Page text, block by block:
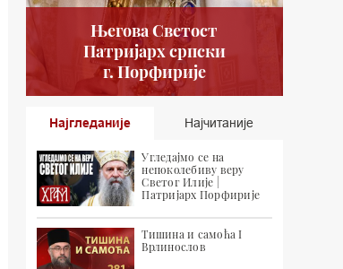
Његова Светост
Патријарх српски
г. Порфирије
Најгледаније Најчитаније
Угледајмо се на
непоколебиву веру
Светог Илије |
Патријарх Порфирије
Тишина и самоћа I
Врлинослов